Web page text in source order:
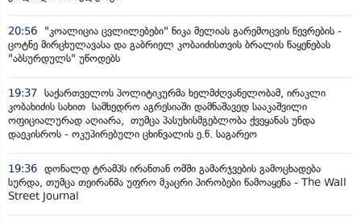
20:56
"კოალიცია ცვლილებები" ნიკა მელიას გარემოცვის წევრების -
ცოტნე მირცხულავასა და გაბრიელ კობაიძისთვის ბრალის წაყენებას
"აბსურდულს" უწოდებს
19:37 საქართველოს პოლიტიკურმა ხელმძღვანელობამ, ირაკლი
კობახიძის სახით სამხედრო აგრესიაში დამნაშავედ სააკაშვილი
ოფიციალურად აღიარა, თუმცა პასუხისმგებლობა ქვეყანას უნდა
დაეკისროს - ოკუპირებული ცხინვალის ე.წ. საგარეო
19:36 დონალდ ტრამპს ირანთან ომში გამარჯვების გამოცხადება
სურდა, თუმცა თეირანმა უფრო მკაცრი პირობები წამოაყენა - The Wall
Street Journal